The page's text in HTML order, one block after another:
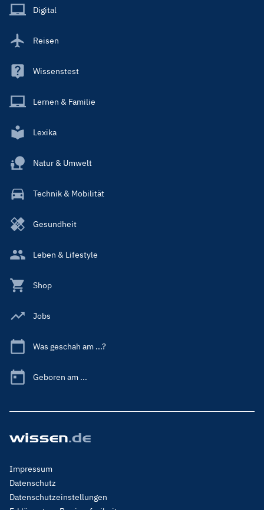
Main
Digital
Reisen
Wissenstest
Lernen & Familie
Lexika
Natur & Umwelt
Technik & Mobilität
Gesundheit
Leben & Lifestyle
Shop
Jobs
Was geschah am ...?
Geboren am ...
Footer
Menu
Legal
Impressum
Datenschutz
Datenschutzeinstellungen